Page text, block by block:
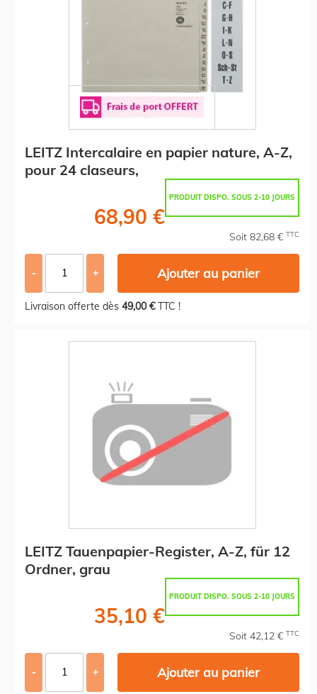
LEITZ Intercalaire en papier nature, A-Z,
pour 24 claseurs,
PRODUIT DISPO. SOUS 2-10 JOURS
68,90 €
Soit 82,68 € TTC
- + Ajouter au panier
Livraison offerte dès 49,00 €TTC !
LEITZ Tauenpapier-Register, A-Z, für 12
Ordner, grau
PRODUIT DISPO. SOUS 2-10 JOURS
35,10 €
Soit 42,12 € TTC
- + Ajouter au panier